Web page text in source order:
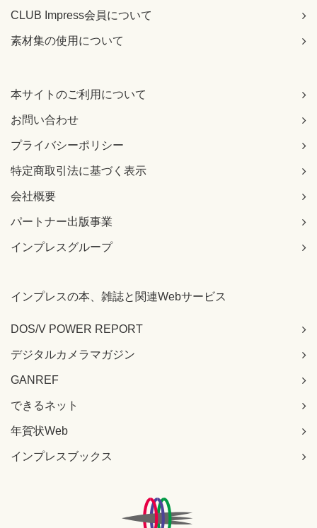
※以降、行番号が1ずつズレる
270ページ 行番号28の3行目
～ネイピア数を結び付けるあまりの美しさゆえに、～
271ページ 5-2の解答ソースコードの58行目
[誤]
[正]
※58行目の「\caption{オイラーの生涯}」を49行目に移動
49 ＼caption{オイラーの生涯}
※「＼」は半角
[誤]
＼titlepage
[正]
※「＼」は半角
275ページ 行番号109の2行目
[誤]
CLUB Impress会員について
素材集の使用について
本サイトのご利用について
お問い合わせ
プライバシーポリシー
特定商取引法に基づく表示
会社概要
パートナー出版事業
インプレスグループ
インプレスの本、雑誌と関連Webサービス
DOS/V POWER REPORT
デジタルカメラマガジン
GANREF
できるネット
年賀状Web
インプレスブックス